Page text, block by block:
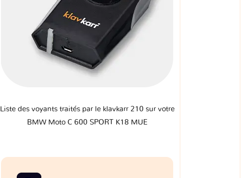
Liste des voyants traités par le klavkarr 210 sur votre
BMW Moto C 600 SPORT K18 MUE